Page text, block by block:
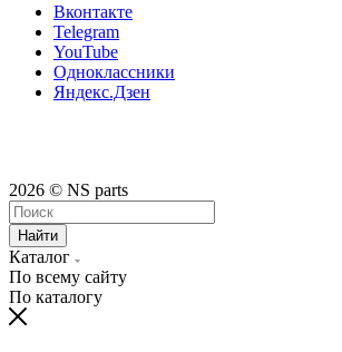
Вконтакте
Telegram
YouTube
Одноклассники
Яндекс.Дзен
2026 © NS parts
Найти
Каталог
По всему сайту
По каталогу